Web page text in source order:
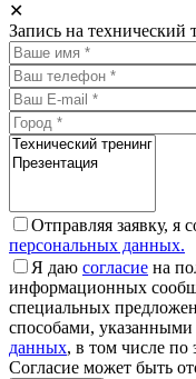
✕
Запись на технический
Отправляя заявку, я
персональных данных.
Я даю согласие на
информационных
специальных
способами, указанными
данных, в том числе по
Согласие может быть